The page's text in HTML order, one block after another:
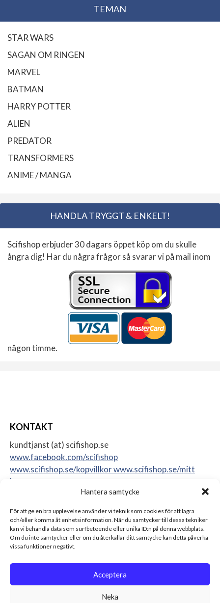
Hantera samtycke
För att ge en bra upplevelse använder vi teknik som cookies för att lagra
och/eller komma åt enhetsinformation. När du samtycker till dessa tekniker
kan vi behandla data som surfbeteende eller unika ID:n på denna webbplats.
Om du inte samtycker eller om du återkallar ditt samtycke kan detta påverka
vissa funktioner negativt.
Acceptera
Neka
TEMAN
STAR WARS
SAGAN OM RINGEN
MARVEL
BATMAN
HARRY POTTER
ALIEN
PREDATOR
TRANSFORMERS
ANIME / MANGA
HANDLA TRYGGT & ENKELT!
Scifishop erbjuder 30 dagars öppet köp om du skulle
ångra dig! Har du några frågor så svarar vi på mail inom
någon timme.
KONTAKT
kundtjanst (at) scifishop.se
www.facebook.com/scifishop
www.scifishop.se/kopvillkorwww.scifishop.se/mitt
konto
17562 Järfälla
Sweden